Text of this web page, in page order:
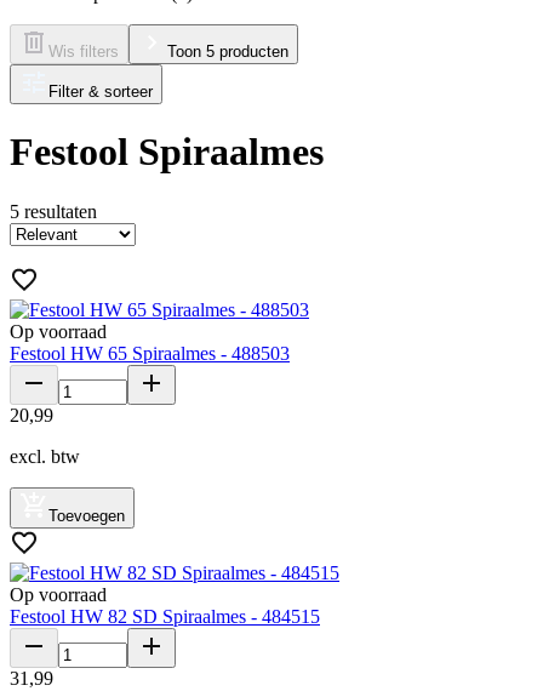
Wis filters Toon 5 producten
Filter & sorteer
Festool Spiraalmes
5 resultaten
Op voorraad
Festool HW 65 Spiraalmes - 488503
20,99
excl. btw
Toevoegen
Op voorraad
Festool HW 82 SD Spiraalmes - 484515
31 ,99